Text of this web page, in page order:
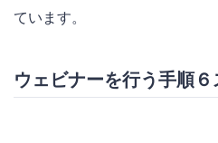
ています。
ウェビナーを行う手順